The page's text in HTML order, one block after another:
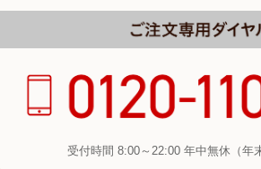
受付時間 8:00～22:00 年中無休（年